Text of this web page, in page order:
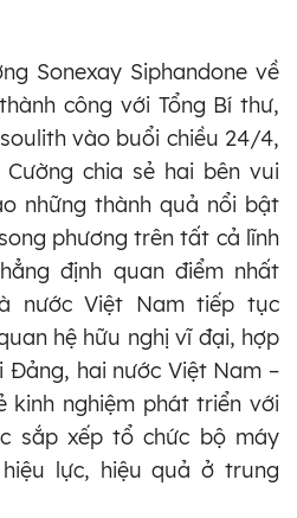
Sonexay Siphandone về
công với Tổng Bí thư,
vào buổi chiều 24/4,
chia sẻ hai bên vui
những thành quả nổi bật
phương trên tất cả lĩnh
định quan điểm nhất
nước Việt Nam tiếp tục
hệ hữu nghị vĩ đại, hợp
hai nước Việt Nam –
kinh nghiệm phát triển với
sắp xếp tổ chức bộ máy
lực, hiệu quả ở trung